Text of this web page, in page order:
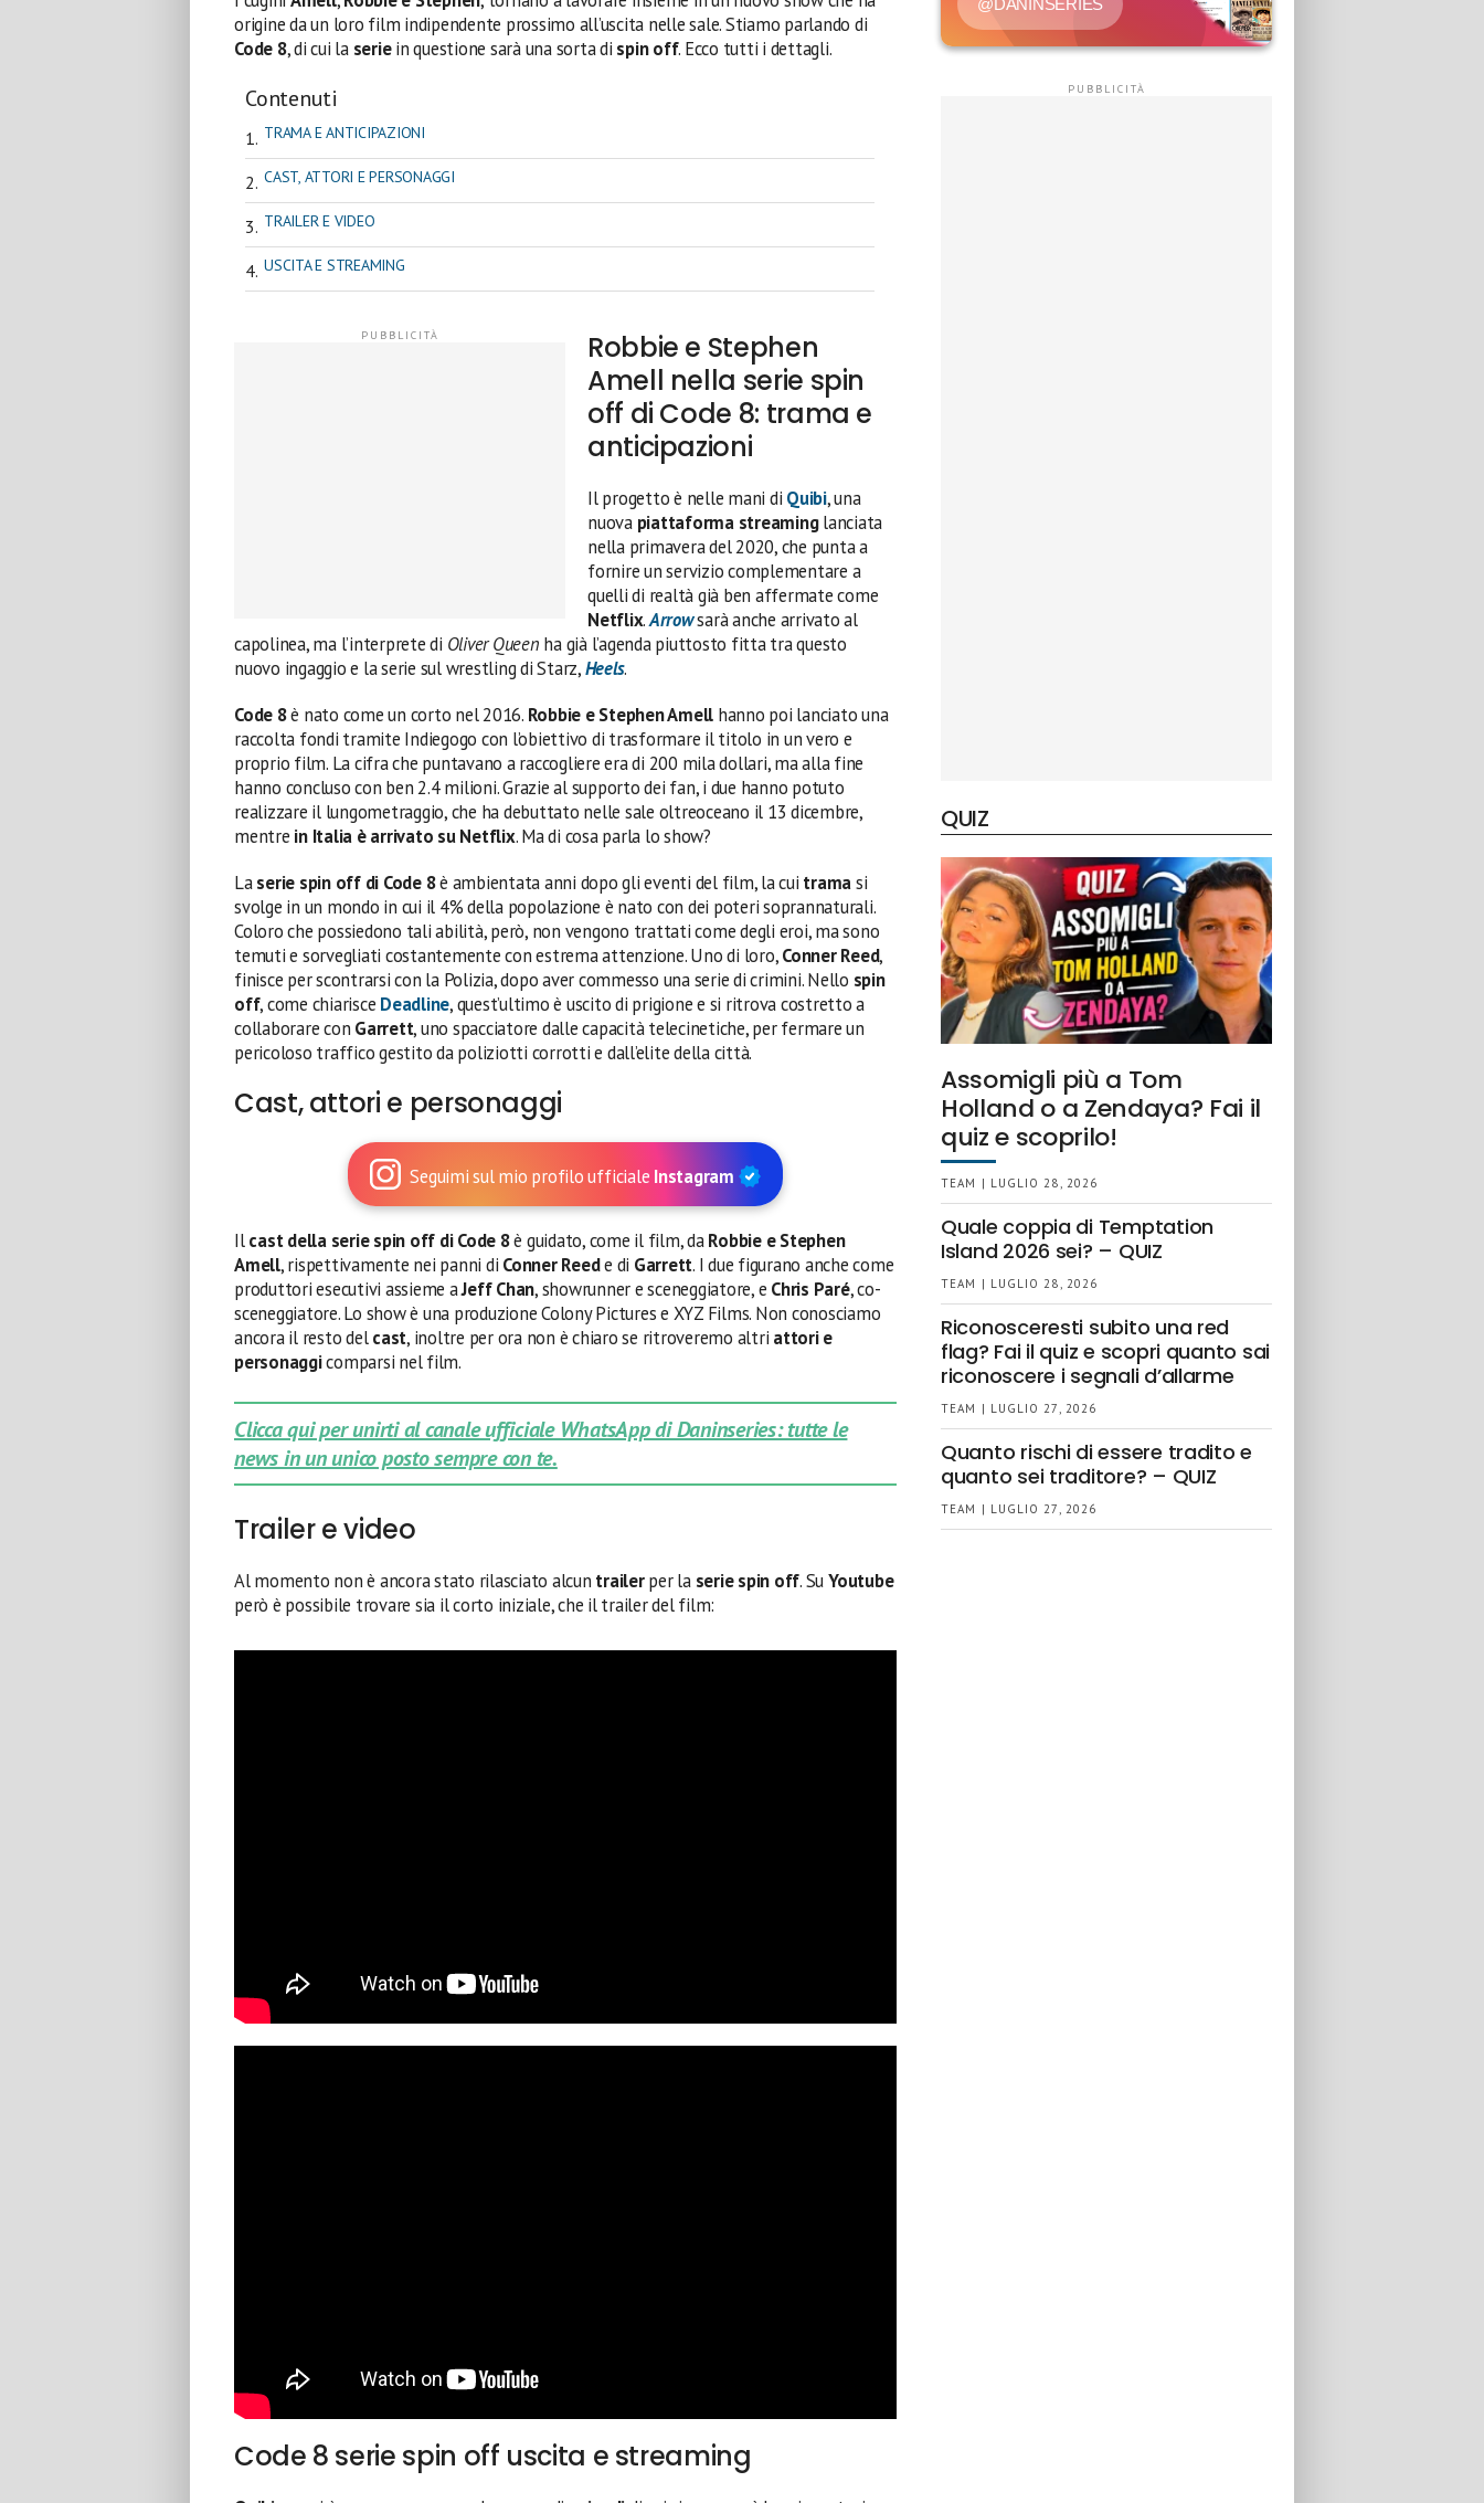
origine da un loro film indipendente prossimo all’uscita nelle sale. Stiamo parlando di
Code 8, di cui la seriein questione sarà una sorta di spin off. Ecco tutti i dettagli.
Contenuti
TRAMA E ANTICIPAZIONI
CAST, ATTORI E PERSONAGGI
TRAILER E VIDEO
USCITA E STREAMING
Robbie e Stephen
Amell nella serie spin
off di Code 8: trama e
anticipazioni
Il progetto è nelle mani di Quibi, una
nuova piattaforma streaminglanciata
nella primavera del 2020, che punta a
fornire un servizio complementare a
quelli di realtà già ben affermate come
Netflix.Arrowsarà anche arrivato al
capolinea, ma l’interprete di Oliver Queen ha già l’agenda piuttosto fitta tra questo
nuovo ingaggio e la serie sul wrestling di Starz,Heels.
Code 8è nato come un corto nel 2016. Robbie e Stephen Amell hanno poi lanciato una
raccolta fondi tramite Indiegogo con l’obiettivo di trasformare il titolo in un vero e
proprio film. La cifra che puntavano a raccogliere era di 200 mila dollari, ma alla fine
hanno concluso con ben 2.4 milioni. Grazie al supporto dei fan, i due hanno potuto
realizzare il lungometraggio, che ha debuttato nelle sale oltreoceano il 13 dicembre,
mentre in Italia è arrivato su Netflix. Ma di cosa parla lo show?
Laserie spin off di Code 8è ambientata anni dopo gli eventi del film, la cui tramasi
svolge in un mondo in cui il 4% della popolazione è nato con dei poteri soprannaturali.
Coloro che possiedono tali abilità, però, non vengono trattati come degli eroi, ma sono
temuti e sorvegliati costantemente con estrema attenzione. Uno di loro,Conner Reed,
finisce per scontrarsi con la Polizia, dopo aver commesso una serie di crimini. Nello spin
off, come chiarisce Deadline, quest’ultimo è uscito di prigione e si ritrova costretto a
collaborare con Garrett, uno spacciatore dalle capacità telecinetiche, per fermare un
pericoloso traffico gestito da poliziotti corrotti e dall’elite della città.
Cast, attori e personaggi
Seguimi sul mio profilo ufficiale Instagram
Ilcast della serie spin off di Code 8è guidato, come il film, daRobbie e Stephen
Amell, rispettivamente nei panni di Conner Reede di Garrett. I due figurano anche come
produttori esecutivi assieme aJeff Chan, showrunner e sceneggiatore, e Chris Paré, co-
sceneggiatore. Lo show è una produzione Colony Pictures e XYZ Films. Non conosciamo
ancora il resto delcast, inoltre per ora non è chiaro se ritroveremo altri attori e
personaggicomparsi nel film.
Clicca qui per unirti al canale ufficiale WhatsApp di Daninseries: tutte le
news in un unico posto sempre con te.
Trailer e video
Al momento non è ancora stato rilasciato alcun trailerper la serie spin off. SuYoutube
però è possibile trovare sia il corto iniziale, che il trailer del film:
Code 8 serie spin off uscita e streaming
@DANINSERIES
QUIZ
Assomigli più a Tom
Holland o a Zendaya? Fai il
quiz e scoprilo!
TEAM | LUGLIO 28, 2026
Quale coppia di Temptation
Island 2026 sei? – QUIZ
TEAM | LUGLIO 28, 2026
Riconosceresti subito una red
flag? Fai il quiz e scopri quanto sai
riconoscere i segnali d’allarme
TEAM | LUGLIO 27, 2026
Quanto rischi di essere tradito e
quanto sei traditore? – QUIZ
TEAM | LUGLIO 27, 2026